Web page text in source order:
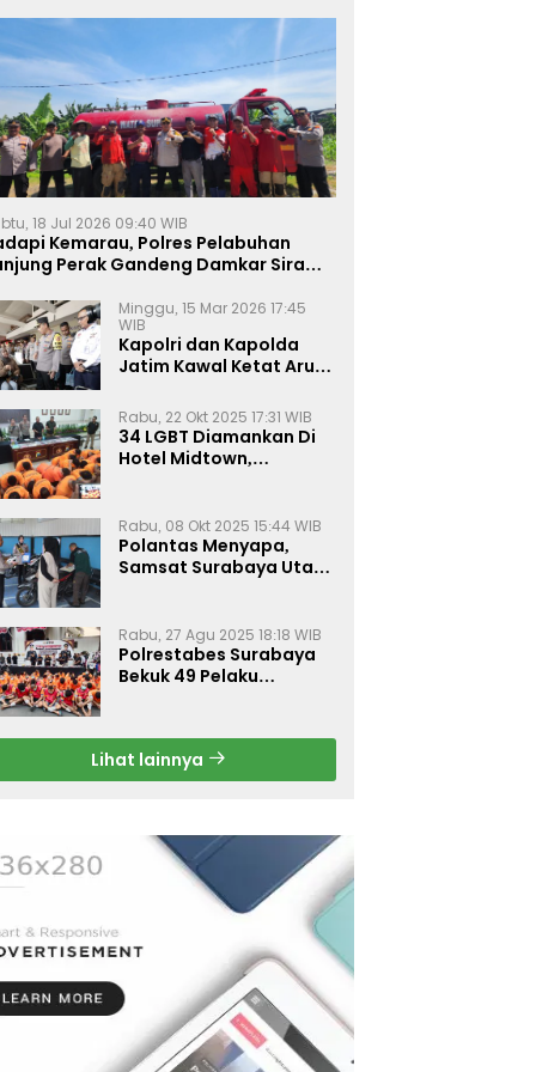
18 Jul 2026 09:40 WIB
Kemarau, Polres Pelabuhan
Perak Gandeng Damkar Siram
Minggu, 15 Mar 2026 17:45
WIB
Kapolri dan Kapolda
Jatim Kawal Ketat Arus
Rabu, 22 Okt 2025 17:31 WIB
34 LGBT Diamankan Di
Hotel Midtown,
Rabu, 08 Okt 2025 15:44 WIB
Polantas Menyapa,
Samsat Surabaya Utara
Rabu, 27 Agu 2025 18:18 WIB
Polrestabes Surabaya
Bekuk 49 Pelaku
Gratis
Lihat lainnya